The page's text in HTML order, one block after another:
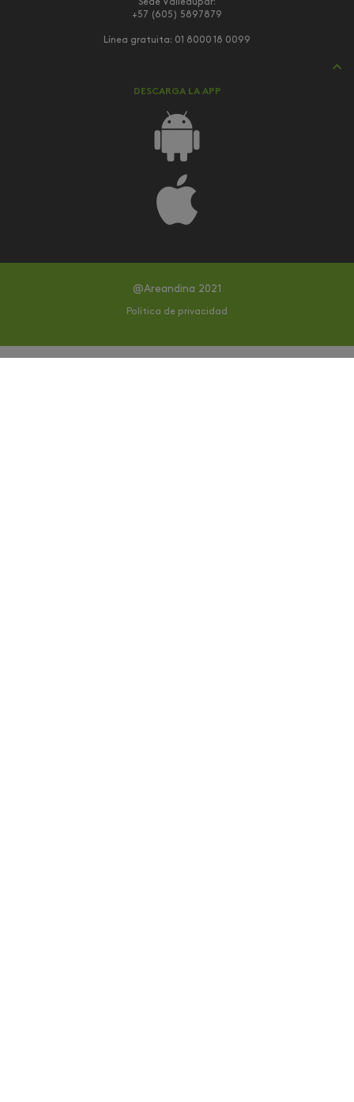
Sede Valledupar:
+57 (605) 5897879
Línea gratuita: 01 8000 18 0099
DESCARGA LA APP
@Areandina 2021
Política de privacidad